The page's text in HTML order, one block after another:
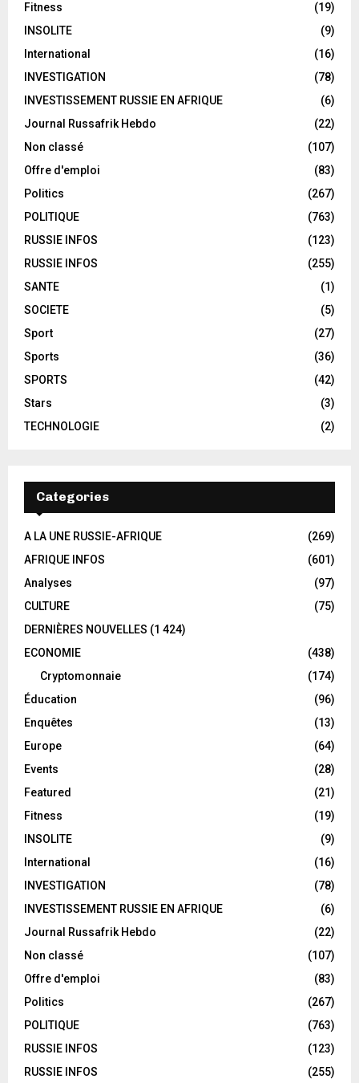
Fitness
(19)
INSOLITE
(9)
International
(16)
INVESTIGATION
(78)
INVESTISSEMENT RUSSIE EN AFRIQUE
(6)
Journal Russafrik Hebdo
(22)
Non classé
(107)
Offre d'emploi
(83)
Politics
(267)
POLITIQUE
(763)
RUSSIE INFOS
(123)
RUSSIE INFOS
(255)
SANTE
(1)
SOCIETE
(5)
Sport
(27)
Sports
(36)
SPORTS
(42)
Stars
(3)
TECHNOLOGIE
(2)
Categories
A LA UNE RUSSIE-AFRIQUE
(269)
AFRIQUE INFOS
(601)
Analyses
(97)
CULTURE
(75)
DERNIÈRES NOUVELLES (1 424)
ECONOMIE
(438)
Cryptomonnaie
(174)
Éducation
(96)
Enquêtes
(13)
Europe
(64)
Events
(28)
Featured
(21)
Fitness
(19)
INSOLITE
(9)
International
(16)
INVESTIGATION
(78)
INVESTISSEMENT RUSSIE EN AFRIQUE
(6)
Journal Russafrik Hebdo
(22)
Non classé
(107)
Offre d'emploi
(83)
Politics
(267)
POLITIQUE
(763)
RUSSIE INFOS
(123)
RUSSIE INFOS
(255)